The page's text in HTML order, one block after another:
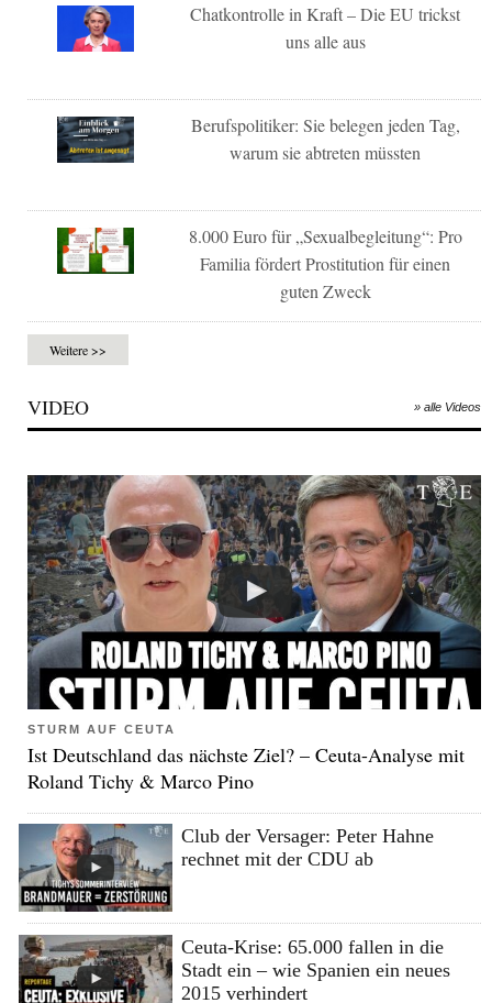
Chatkontrolle in Kraft – Die EU trickst
uns alle aus
Berufspolitiker: Sie belegen jeden Tag,
warum sie abtreten müssten
8.000 Euro für „Sexualbegleitung“: Pro
Familia fördert Prostitution für einen
guten Zweck
Weitere >>
VIDEO » alle Videos
STURM AUF CEUTA
Ist Deutschland das nächste Ziel? – Ceuta-Analyse mit
Roland Tichy & Marco Pino
Club der Versager: Peter Hahne
rechnet mit der CDU ab
Ceuta-Krise: 65.000 fallen in die
Stadt ein – wie Spanien ein neues
2015 verhindert